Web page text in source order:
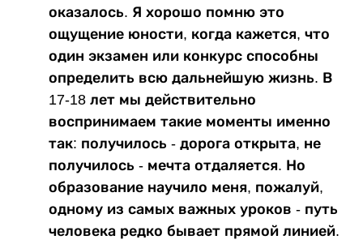
оказалось. Я хорошо помню это
ощущение юности, когда кажется, что
один экзамен или конкурс способны
определить всю дальнейшую жизнь. В
17-18 лет мы действительно
воспринимаем такие моменты именно
так: получилось - дорога открыта, не
получилось - мечта отдаляется. Но
образование научило меня, пожалуй,
одному из самых важных уроков - путь
человека редко бывает прямой линией.